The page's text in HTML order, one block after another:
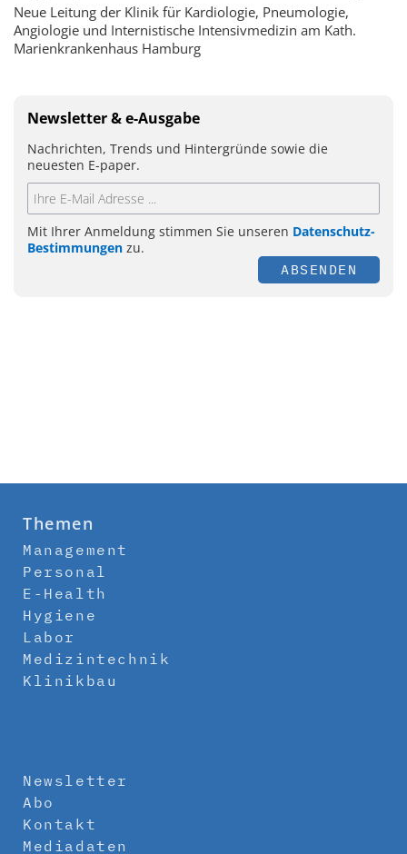
Neue Leitung der Klinik für Kardiologie, Pneumologie,
Angiologie und Internistische Intensivmedizin am Kath.
Marienkrankenhaus Hamburg
Newsletter & e-Ausgabe
Nachrichten, Trends und Hintergründe sowie die
neuesten E-paper.
Mit Ihrer Anmeldung stimmen Sie unseren Datenschutz-
Bestimmungen zu.
ABSENDEN
Themen
Management
Personal
E-Health
Hygiene
Labor
Medizintechnik
Klinikbau
Newsletter
Abo
Kontakt
Mediadaten